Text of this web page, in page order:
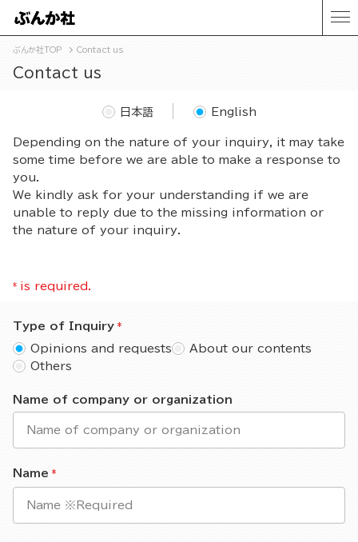
ぶんか社TOP Contact us
Contact us
Depending on the nature of your inquiry, it may take
some time before we are able to make a response to
you.
We kindly ask for your understanding if we are
unable to reply due to the missing information or
the nature of your inquiry.
日本語 English
* is required.
Type of Inquiry
Opinions and requests
About our contents
Others
Name of company or organization
Name